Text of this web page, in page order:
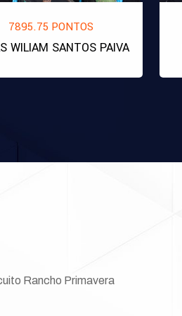
7895.75 PONTOS
WILIAM SANTOS PAIVA
Rancho Primavera